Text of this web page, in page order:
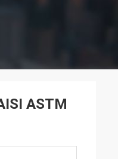
ASTM